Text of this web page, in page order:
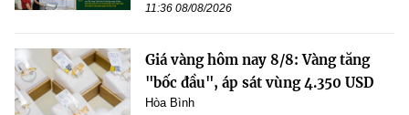
11:36 08/08/2026
Giá vàng hôm nay 8/8: Vàng tăng
"bốc đầu", áp sát vùng 4.350 USD
Hòa Bình